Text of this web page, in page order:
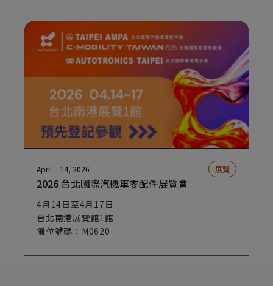
April 14, 2026 展覽
2026 台北國際汽機車零配件展覽會
4月14日至4月17日
台北南港展覽館1館
攤位號碼：M0620